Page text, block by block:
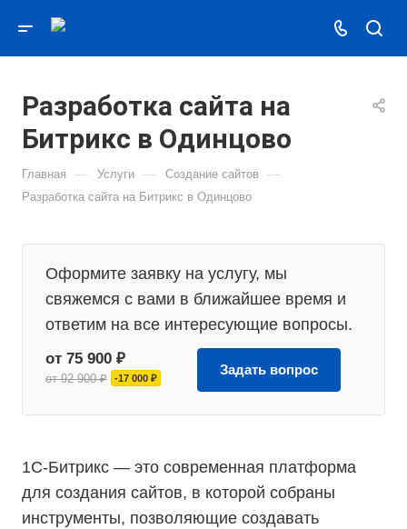
Разработка сайта на
Битрикс в Одинцово
Главная — Услуги — Создание сайтов —
Разработка сайта на Битрикс в Одинцово
Оформите заявку на услугу, мы
свяжемся с вами в ближайшее время и
ответим на все интересующие вопросы.
от 75 900 ₽
от 92 900 ₽ -17 000 ₽
Задать вопрос
1С-Битрикс — это современная платформа
для создания сайтов, в которой собраны
инструменты, позволяющие создавать